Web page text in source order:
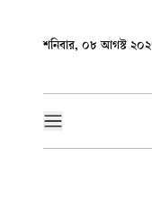
শনিবার, ০৮ আগস্ট